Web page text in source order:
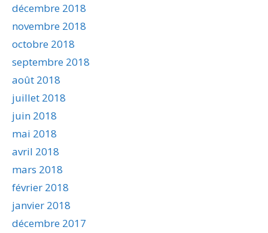
décembre 2018
novembre 2018
octobre 2018
septembre 2018
août 2018
juillet 2018
juin 2018
mai 2018
avril 2018
mars 2018
février 2018
janvier 2018
décembre 2017